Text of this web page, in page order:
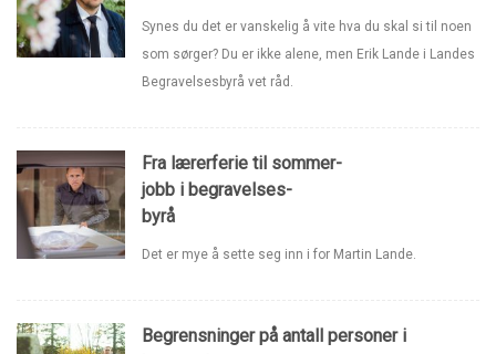
Synes du det er vanskelig å vite hva du skal si til noen
som sørger? Du er ikke alene, men Erik Lande i Landes
Begravelsesbyrå vet råd.
Fra lærerferie til sommer-
jobb i begravelses-
byrå
Det er mye å sette seg inn i for Martin Lande.
Begrensninger på antall personer i